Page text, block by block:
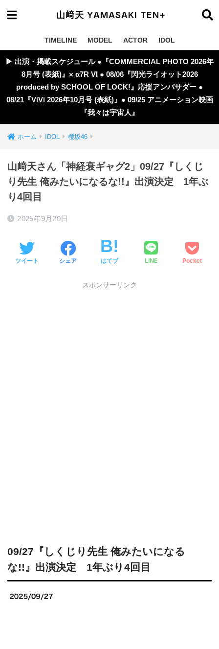
山﨑天 YAMASAKI TEN+
TIMELINE MODEL ACTOR IDOL
▶︎ 出演・掲載スケジュール ●『COMMERCIAL PHOTO 2026年
8月号 (表紙)』× α7R VI ● 08/06『閃光ライオット2026
produced by SCHOOL OF LOCK!』応援アンバサダー ●
08/21『ViVi 2026年10月号 (表紙)』● 09/25 アニメーション映画
『我々は宇宙人』
ホーム IDOL 櫻坂46
山﨑天さん「神経衰ギャグ2」09/27『しくじ
り先生 俺みたいになるな!!』出演決定 1年ぶ
り4回目
2025年9月20日
ツイート シェア はてブ LINE Pocket
スポンサーリンク
09/27『しくじり先生 俺みたいになる
な!!』出演決定 1年ぶり4回目